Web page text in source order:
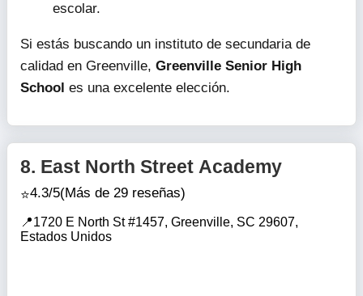
escolar.
Si estás buscando un instituto de secundaria de
calidad en Greenville, Greenville Senior High
School es una excelente elección.
8. East North Street Academy
4.3/5(Más de 29 reseñas)
1720 E North St #1457, Greenville, SC 29607,
Estados Unidos